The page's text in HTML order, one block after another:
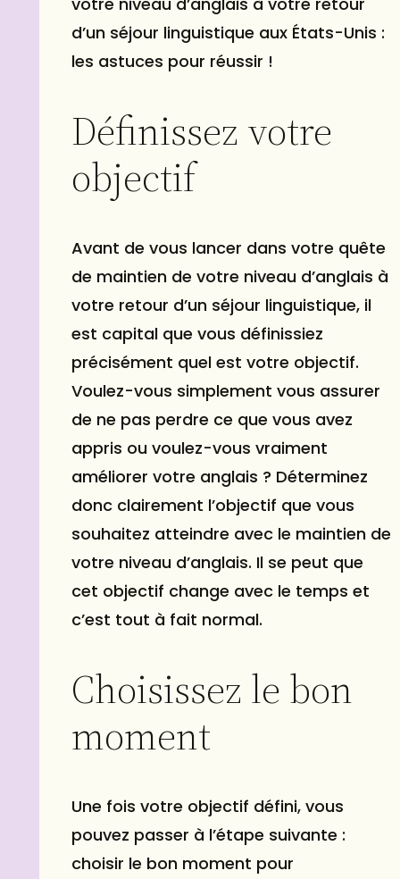
d’un séjour linguistique aux États-Unis :
les astuces pour réussir !
Définissez votre
objectif
Avant de vous lancer dans votre quête
de maintien de votre niveau d’anglais à
votre retour d’un séjour linguistique, il
est capital que vous définissiez
précisément quel est votre objectif.
Voulez-vous simplement vous assurer
de ne pas perdre ce que vous avez
appris ou voulez-vous vraiment
améliorer votre anglais ? Déterminez
donc clairement l’objectif que vous
souhaitez atteindre avec le maintien de
votre niveau d’anglais. Il se peut que
cet objectif change avec le temps et
c’est tout à fait normal.
Choisissez le bon
moment
Une fois votre objectif défini, vous
pouvez passer à l’étape suivante :
choisir le bon moment pour